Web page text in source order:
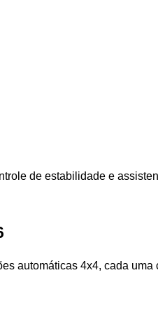
de estabilidade e
automáticas 4x4, cada